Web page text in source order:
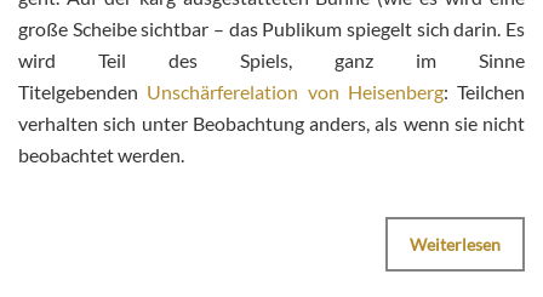
große Scheibe sichtbar – das Publikum spiegelt sich darin. Es
wird Teil des Spiels, ganz im Sinne
Titelgebenden Unschärferelation von Heisenberg: Teilchen
verhalten sich unter Beobachtung anders, als wenn sie nicht
beobachtet werden.
Weiterlesen